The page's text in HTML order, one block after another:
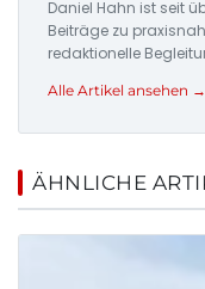
Daniel Hahn ist seit
Beiträge zu
redaktionelle
Alle Artikel ansehen →
ÄHNLICHE